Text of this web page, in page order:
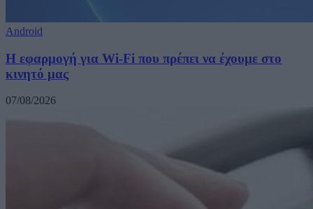
Android
Η εφαρμογή για Wi-Fi που πρέπει να έχουμε στο
κινητό μας
07/08/2026